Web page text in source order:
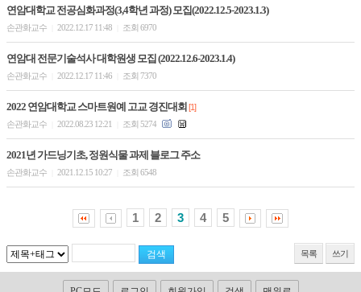
연암대학교 전공심화과정(3,4학년 과정) 모집(2022.12.5-2023.1.3)
손관화교수 2022.12.17 11:48 조회 6970
연암대 전문기술석사 대학원생 모집 (2022.12.6-2023.1.4)
손관화교수 2022.12.17 11:46 조회 7370
2022 연암대학교 스마트원예 고교 경진대회 [1]
손관화교수
2022.08.23 12:21 조회 5274
2021년 가드닝기초, 정원식물 과제 블로그 주소
손관화교수 2021.12.15 10:27 조회 6548
1 2 3 4 5
목록 쓰기